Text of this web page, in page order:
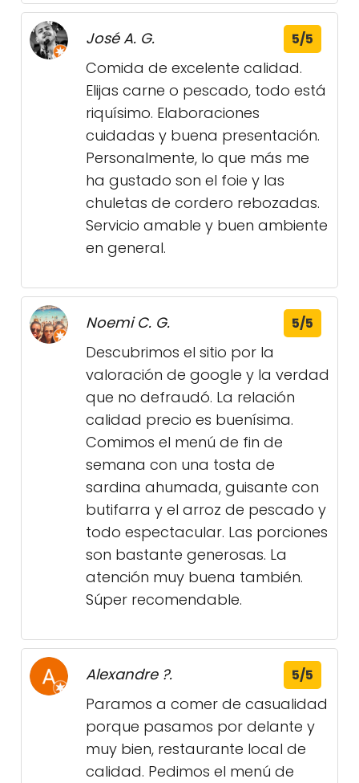
José A. G. 5/5
Comida de excelente calidad.
Elijas carne o pescado, todo está
riquísimo. Elaboraciones
cuidadas y buena presentación.
Personalmente, lo que más me
ha gustado son el foie y las
chuletas de cordero rebozadas.
Servicio amable y buen ambiente
en general.
Noemi C. G. 5/5
Descubrimos el sitio por la
valoración de google y la verdad
que no defraudó. La relación
calidad precio es buenísima.
Comimos el menú de fin de
semana con una tosta de
sardina ahumada, guisante con
butifarra y el arroz de pescado y
todo espectacular. Las porciones
son bastante generosas. La
atención muy buena también.
Súper recomendable.
Alexandre ?. 5/5
Paramos a comer de casualidad
porque pasamos por delante y
muy bien, restaurante local de
calidad. Pedimos el menú de